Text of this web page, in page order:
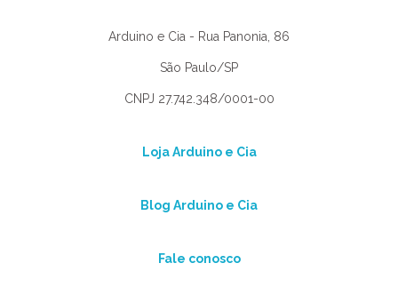
Arduino e Cia - Rua Panonia, 86
São Paulo/SP
CNPJ 27.742.348/0001-00
Loja Arduino e Cia
Blog Arduino e Cia
Fale conosco